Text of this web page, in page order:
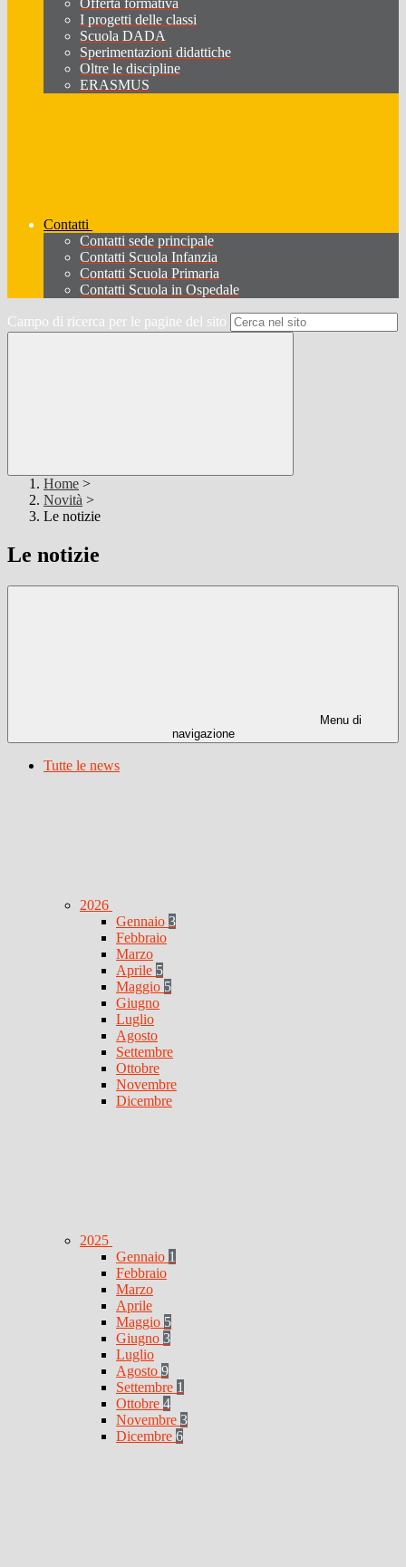
Offerta formativa
I progetti delle classi
Scuola DADA
Sperimentazioni didattiche
Oltre le discipline
ERASMUS
Contatti
Contatti sede principale
Contatti Scuola Infanzia
Contatti Scuola Primaria
Contatti Scuola in Ospedale
Campo di ricerca per le pagine del sito
Home >
Novità >
Le notizie
Le notizie
Menu di
navigazione
Tutte le news
2026
Gennaio 3
Febbraio
Marzo
Aprile 5
Maggio 5
Giugno
Luglio
Agosto
Settembre
Ottobre
Novembre
Dicembre
2025
Gennaio 1
Febbraio
Marzo
Aprile
Maggio 5
Giugno 3
Luglio
Agosto 9
Settembre 1
Ottobre 4
Novembre 3
Dicembre 6